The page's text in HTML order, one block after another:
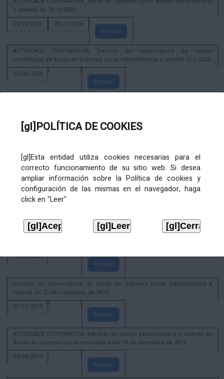
[gl]POLÍTICA DE COOKIES
[gl]Esta entidad utiliza cookies necesarias para el
correcto funcionamiento de su sitio web. Si desea
ampliar información sobre la Política de cookies y
configuración de las mismas en el navegador, haga
click en "Leer"
e urxente do 29-10-2025
29/10/2025
29/11/2026
Amosar
ACTIVIDADE CORPORATIVA. Decreto de convocatoria da sesión
constitutiva da Xunta de Goberno Local extraordinaria e urxente 21.6.2023
22/06/2023
Amosar
Amosar
28/12/2020
Amosar
ACTIVIDADE CORPORATIVA. Extracto do Pleno ordinario de data 2.7.2020
ACTIVIDADE CORPORATIVA. Extracto da Xunta de Goberno Local de 17 de
18/06/2020
Amosar
Decreto de convocatoria de Xunta de Goberno Local extraordinaria e
urxente do 22 de novembro de 2019
21/11/2019
Amosar
ACTIVIDADE CORPORATIVA. Extracto da sesión extraordinaria e urxente da
Xunta de Goberno Local realizada o día 19 de setembro de 2019
23/09/2019
Amosar